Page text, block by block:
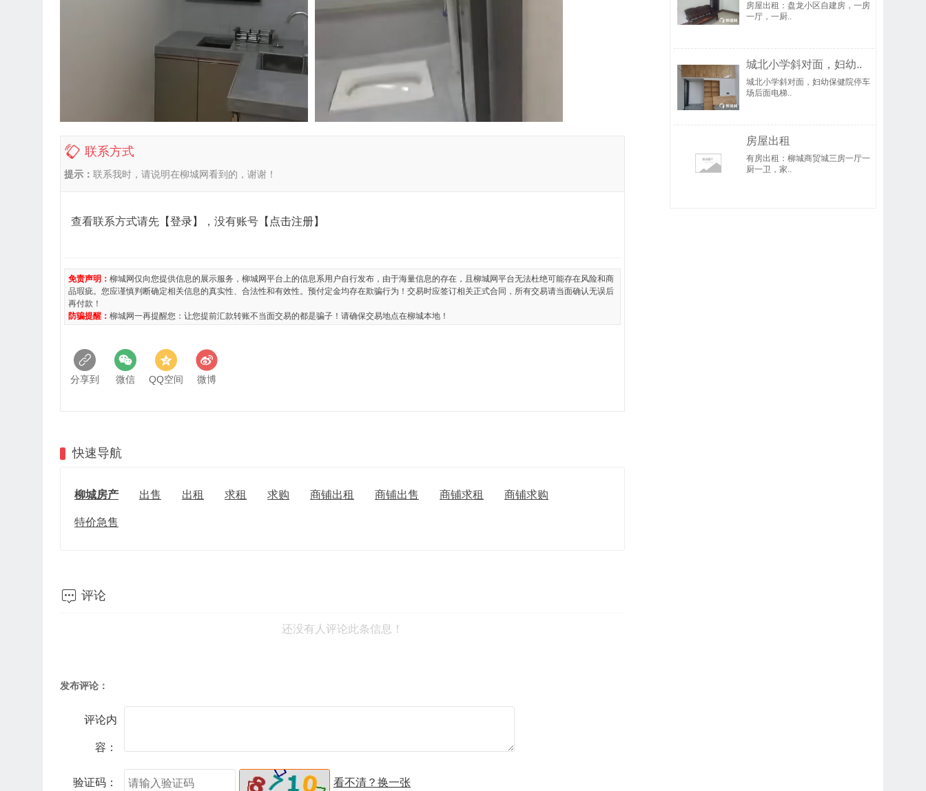
联系方式
提示： 联系我时，请说明在柳城网看到的，谢谢！
查看联系方式请先 【登录】 ，没有账号 【点击注册】
免责声明： 柳城网仅向您提供信息的展示服务，柳城网平台上的信息系用户自行发布，由于海量信息的存在，且柳城网平台无法杜绝可能存在风险和商
品瑕疵。您应谨慎判断确定相关信息的真实性、合法性和有效性。预付定金均存在欺骗行为！交易时应签订相关正式合同，所有交易请当面确认无误后
再付款！
防骗提醒： 柳城网一再提醒您：让您提前汇款转账不当面交易的都是骗子！请确保交易地点在柳城本地！
分享到 微信 QQ空间 微博
快速导航
柳城房产 出售 出租 求租 求购 商铺出租 商铺出售 商铺求租 商铺求购
特价急售
 评论
还没有人评论此条信息！
发布评论：
评论内
容：
验证码： 看不清？换一张
房屋出租：盘龙小区自建房，一房
一厅，一厨..
城北小学斜对面，妇幼..
城北小学斜对面，妇幼保健院停车
场后面电梯..
房屋出租
有房出租：柳城商贸城三房一厅一
厨一卫，家..